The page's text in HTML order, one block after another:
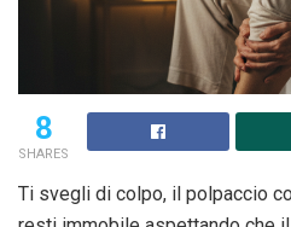
8
SHARES
Ti svegli di colpo, il polpaccio